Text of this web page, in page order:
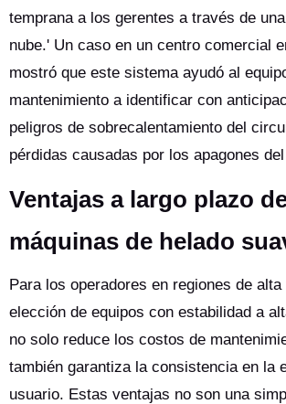
temprana a los gerentes a través de
nube.' Un caso en un centro comercial
mostró que este sistema ayudó al
mantenimiento a identificar con
peligros de sobrecalentamiento del
pérdidas causadas por los apagones
Ventajas a largo plazo
máquinas de helado
Para los operadores en regiones de
elección de equipos con estabilidad a
no solo reduce los costos de
también garantiza la consistencia en la
usuario. Estas ventajas no son una